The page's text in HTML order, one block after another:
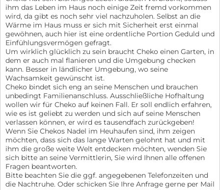
ihm das Leben im Haus noch einige Zeit fremd vorkommen
wird, da gibt es noch sehr viel nachzuholen. Selbst an die
Wärme im Haus muss er sich mit Sicherheit erst einmal
gewöhnen, auch hier ist eine ordentliche Portion Geduld und
Einfühlungsvermögen gefragt.
Um wirklich glücklich zu sein braucht Cheko einen Garten, in
dem er auch mal flanieren und die Umgebung checken
kann. Besser in ländlicher Umgebung, wo seine
Wachsamkeit gewünscht ist.
Cheko bindet sich eng an seine Menschen und brauchen
unbedingt Familienanschluss. Ausschließliche Hofhaltung
wollen wir für Cheko auf keinen Fall. Er soll endlich erfahren,
wie es ist geliebt zu werden und sich auf seine Menschen
verlassen können, er wird es tausendfach zurückgeben!
Wenn Sie Chekos Nadel im Heuhaufen sind, ihm zeigen
möchten, dass sich das lange Warten gelohnt hat und mit
ihm die große weite Welt entdecken möchten, wenden Sie
sich bitte an seine Vermittlerin, Sie wird Ihnen alle offenen
Fragen beantworten.
Bitte beachten Sie die ggf. angegebenen Telefonzeiten und
die Nachtruhe. Oder schicken Sie Ihre Anfrage gerne per Mail